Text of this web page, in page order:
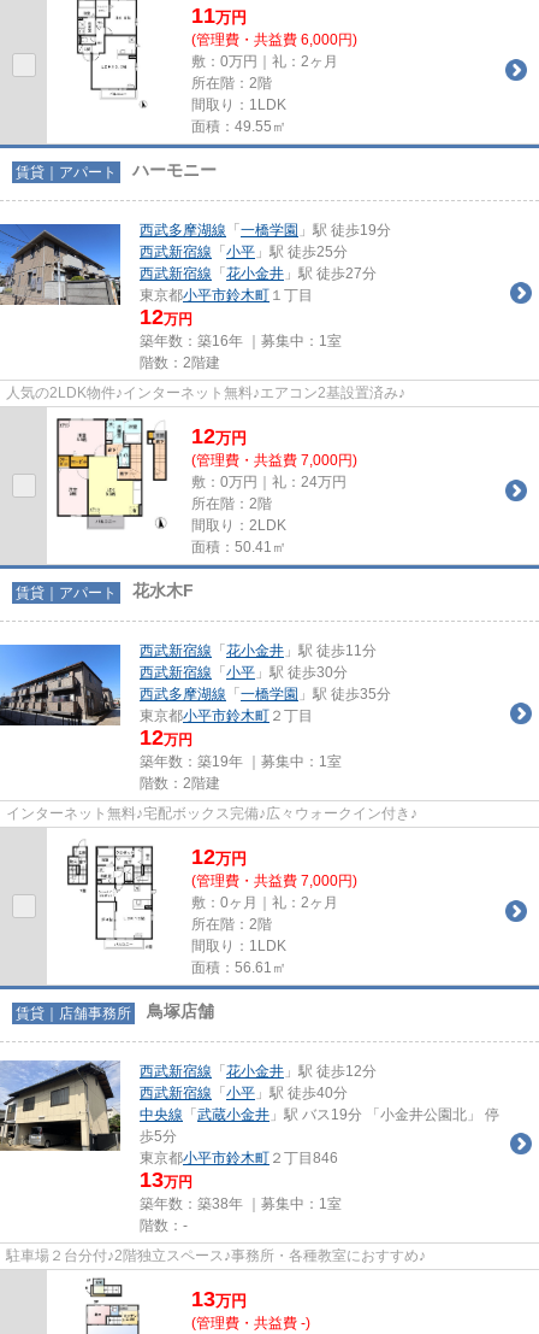
11万円
(管理費・共益費 6,000円)
敷：0万円｜礼：2ヶ月
所在階：2階
間取り：1LDK
面積：49.55㎡
賃貸｜アパート ハーモニー
西武多摩湖線 「 一橋学園 」駅 徒歩19分
西武新宿線 「 小平 」駅 徒歩25分
西武新宿線 「 花小金井 」駅 徒歩27分
東京都小平市鈴木町 １丁目
12万円
築年数：築16年 ｜募集中： 1室
階数：2階建
人気の2LDK物件♪インターネット無料♪エアコン2基設置済み♪
12万円
(管理費・共益費 7,000円)
敷：0万円｜礼：24万円
所在階：2階
間取り：2LDK
面積：50.41㎡
賃貸｜アパート 花水木F
西武新宿線 「 花小金井 」駅 徒歩11分
西武新宿線 「 小平 」駅 徒歩30分
西武多摩湖線 「 一橋学園 」駅 徒歩35分
東京都小平市鈴木町 ２丁目
12万円
築年数：築19年 ｜募集中： 1室
階数：2階建
インターネット無料♪宅配ボックス完備♪広々ウォークイン付き♪
12万円
(管理費・共益費 7,000円)
敷：0ヶ月｜礼：2ヶ月
所在階：2階
間取り：1LDK
面積：56.61㎡
賃貸｜店舗事務所 鳥塚店舗
西武新宿線 「 花小金井 」駅 徒歩12分
西武新宿線 「 小平 」駅 徒歩40分
中央線 「 武蔵小金井 」駅 バス19分 「小金井公園北」 停
歩5分
東京都小平市鈴木町 ２丁目846
13万円
築年数：築38年 ｜募集中： 1室
階数：-
駐車場２台分付♪2階独立スペース♪事務所・各種教室におすすめ♪
13万円
(管理費・共益費 -)